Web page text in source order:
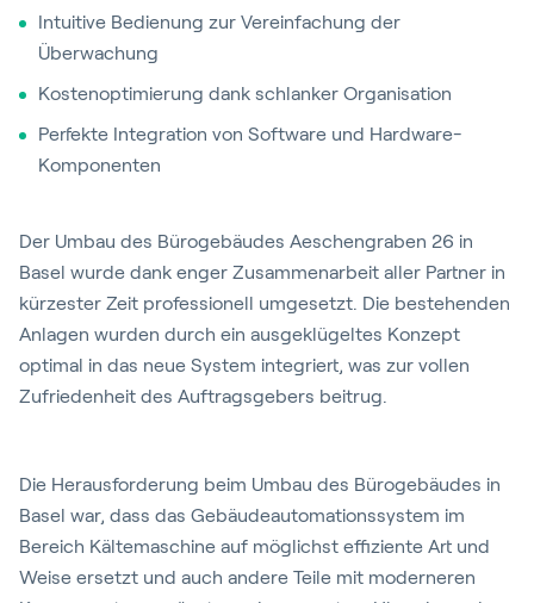
Service und Support
Academy
Anmelden
Intuitive Bedienung zur Vereinfachung der
Überwachung
Kostenoptimierung dank schlanker Organisation
Perfekte Integration von Software und Hardware-
Komponenten
Der Umbau des Bürogebäudes Aeschengraben 26 in
Basel wurde dank enger Zusammenarbeit aller Partner in
kürzester Zeit professionell umgesetzt. Die bestehenden
Anlagen wurden durch ein ausgeklügeltes Konzept
optimal in das neue System integriert, was zur vollen
Zufriedenheit des Auftragsgebers beitrug.
Die Herausforderung beim Umbau des Bürogebäudes in
Basel war, dass das Gebäudeautomationssystem im
Bereich Kältemaschine auf möglichst effiziente Art und
Weise ersetzt und auch andere Teile mit moderneren